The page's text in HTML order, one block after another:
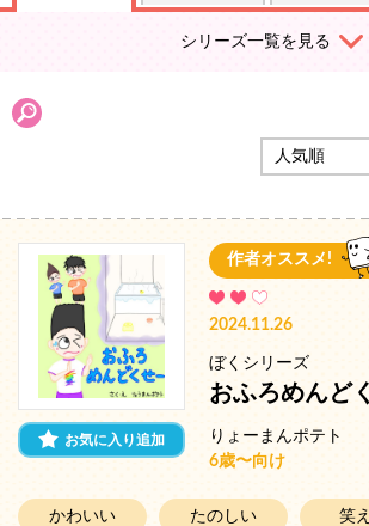
シリーズ一覧を見る
お気に入り追加
作者オススメ!
2024.11.26
ぼくシリーズ
おふろめんど
りょーまんポテト
6歳〜向け
かわいい たのしい 笑